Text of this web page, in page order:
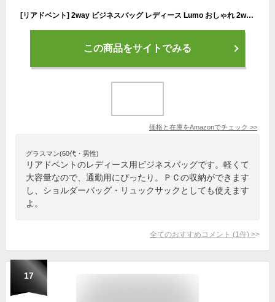
[リアドベント] 2way ビジネスバッグ レディース Lumo おしゃれ 2way トートバッグ レディース ブランド 通勤 通学 軽量 大容量 a4 通勤バッグ リュックサック PC ノートpc 13インチ対応 (beige)
この商品をサイトでみる
価格と在庫をAmazonでチェック >>
グラスマン(60代・男性)
リアドベントのレディース用ビジネスバッグです。軽くて
大容量なので、通勤用にぴったり。ＰＣの収納ができます
し、ショルダーバッグ・リュックサックとしても使えます
よ。
全てのおすすめコメント (1 件) >
17